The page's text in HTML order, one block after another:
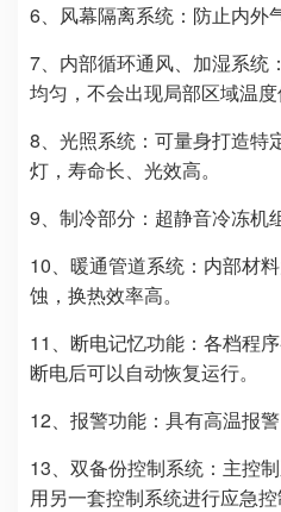
6、风幕隔离系统：防止内外
7、内部循环通风、加湿系统
均匀，不会出现局部区域温度
8、光照系统：可量身打造特
灯，寿命长、光效高。
9、制冷部分：超静音冷冻机
10、暖通管道系统：内部材
蚀，换热效率高。
11、断电记忆功能：各档程
断电后可以自动恢复运行。
12、报警功能：具有高温报警
13、双备份控制系统：主控
用另一套控制系统进行应急